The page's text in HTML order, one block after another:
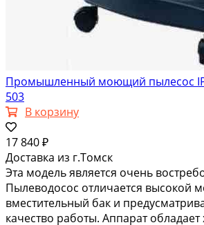
Промышленный моющий пылесос
503
В корзину
17 840 ₽
Доставка из г.Томск
Эта модель является очень
Пылеводосос отличается высокой
вместительный бак и
качество работы. Аппарат